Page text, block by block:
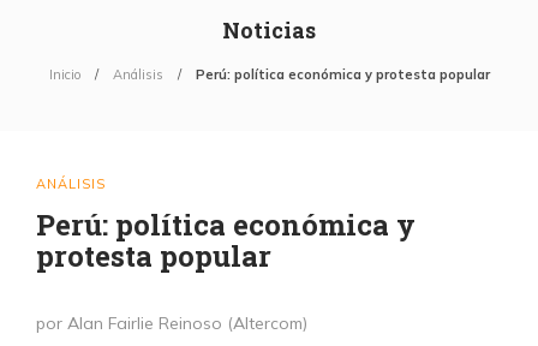
Noticias
Inicio Análisis Perú: política económica y protesta popular
ANÁLISIS
Perú: política económica y
protesta popular
por Alan Fairlie Reinoso (Altercom)